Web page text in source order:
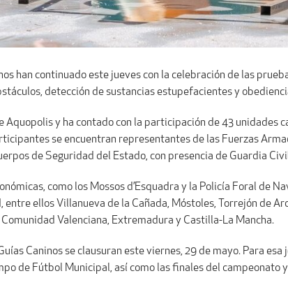
han continuado este jueves con la celebración de las
detección de sustancias estupefacientes y
Aquopolis y ha contado con la participación de 43 unidades
se encuentran representantes de las Fuerzas
de Seguridad del Estado, con presencia de Guardia
como los Mossos d’Esquadra y la Policía Foral de
ellos Villanueva de la Cañada, Móstoles, Torrejón de
Valenciana, Extremadura y Castilla-La Mancha.
Caninos se clausuran este viernes, 29 de mayo. Para
de Fútbol Municipal, así como las finales del campeonato